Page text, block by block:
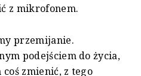
z mikrofonem.
przemijanie.
podejściem do życia,
coś zmienić, z tego